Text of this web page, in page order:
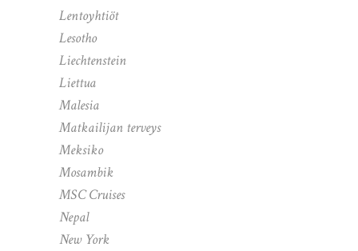
Lentoyhtiöt
Lesotho
Liechtenstein
Liettua
Malesia
Matkailijan terveys
Meksiko
Mosambik
MSC Cruises
Nepal
New York